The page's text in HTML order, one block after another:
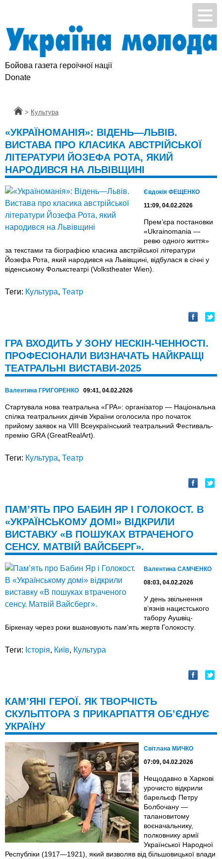
Бойова газета героїчної нації
Donate
Головна
> Культура
«УКРАЇНОМАНІЯ»: ВІДЕНЬ—ЛЬВІВ.
ВИСТАВА ПРО КЛАСИКА АВСТРІЙСЬКОЇ
ЛІТЕРАТУРИ ЙОЗЕФА РОТА, ЯКИЙ
НАРОДИВСЯ НА ЛЬВІВЩИНІ
Євдокія ФЕЩЕНКО
11:09, 04.02.2026
Прем’єра постановки
«Ukrainomania —
ревю одного життя»
за текстами та біографією класика австрійської літератури
Йозефа Рота, який народився на Львівщині, відбулася в січні у
віденському Фолькстеатрі (Volkstheater Wien).
Теги: Культура, Театр
ГРА ВХОДИТЬ У ЗОНУ НЕСКІН-ЧЕННОСТІ.
ПРОФЕСІОНАЛИ ВИЗНАЧАТЬ НАЙКРАЩІ
ТЕАТРАЛЬНІ ВИСТАВИ-2025
Валентина ГРИГОРЕНКО 09:41, 04.02.2026
Стартувала нова театральна «ГРА»: організатор — Національна
спілка театральних діячів України оголосила про початок
прийому заявок на VIII Всеукраїнський театральний Фестиваль-
премію GRA (GreatRealArt).
Теги: Культура, Театр
ПАМ’ЯТЬ ПРО БАБИН ЯР І ГОЛОКОСТ. В
«УКРАЇНСЬКОМУ ДОМІ» ВІДКРИЛИ
ВИСТАВКУ «В ПОШУКАХ ВТРАЧЕНОГО
СЕНСУ. МАТВІЙ ВАЙСБЕРГ».
Валентина САМЧЕНКО
08:03, 04.02.2026
У день звільнення
в’язнів нацистського
табору Аушвіц-
Біркенау через роки вшановують пам’ять жертв Голокосту.
Теги: Історія, Київ, Культура
КАМ’ЯНІ ГЕРОЇ. ЯК ТВОРЧІСТЬ
СКУЛЬПТОРА З ПРИКАРПАТТЯ ОБ’ЄДНУЄ
УКРАЇНУ
Світлана МИЧКО
07:09, 04.02.2026
Нещодавно в Харкові
урочисто відкрили
барельєф Петру
Болбочану —
талановитому
воєначальнику,
полковнику армії
Української Народної
Республіки (1917—1921), який визволяв від більшовицької влади